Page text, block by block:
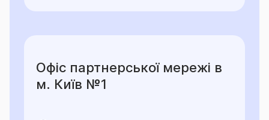
Офіс партнерської мережі в
м. Київ №1